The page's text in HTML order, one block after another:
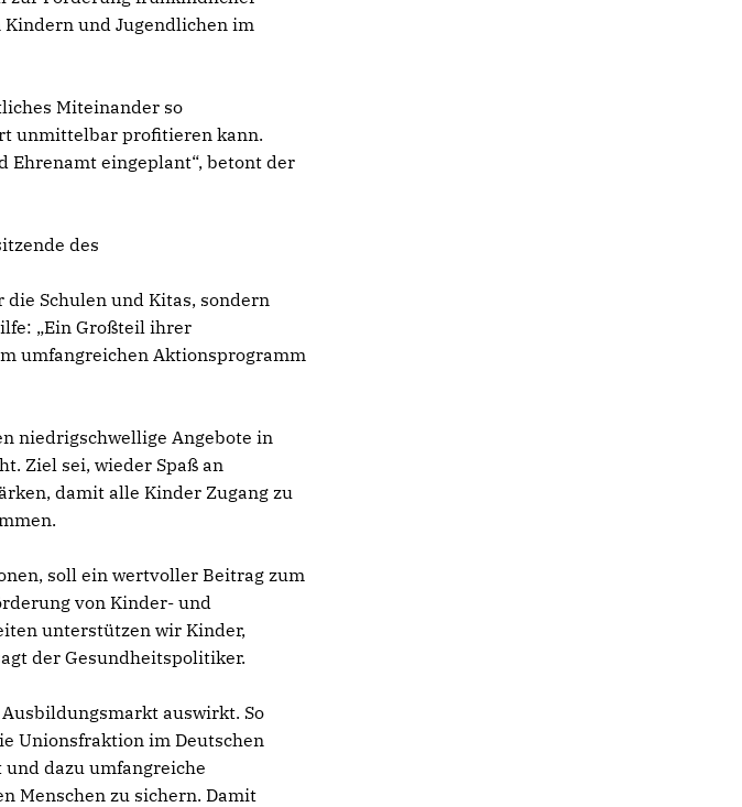
und Jugendlichen im
Miteinander so
unmittelbar profitieren kann.
Ehrenamt eingeplant“, betont der
des
Schulen und Kitas, sondern
„Ein Großteil ihrer
umfangreichen Aktionsprogramm
niedrigschwellige Angebote in
Ziel sei, wieder Spaß an
damit alle Kinder Zugang zu
soll ein wertvoller Beitrag zum
von Kinder- und
unterstützen wir Kinder,
der Gesundheitspolitiker.
auswirkt. So
Unionsfraktion im Deutschen
dazu umfangreiche
Menschen zu sichern. Damit